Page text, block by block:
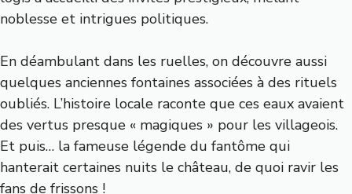
noblesse et intrigues politiques.
En déambulant dans les ruelles, on découvre aussi
quelques anciennes fontaines associées à des rituels
oubliés. L’histoire locale raconte que ces eaux avaient
des vertus presque « magiques » pour les villageois.
Et puis… la fameuse légende du fantôme qui
hanterait certaines nuits le château, de quoi ravir les
fans de frissons !